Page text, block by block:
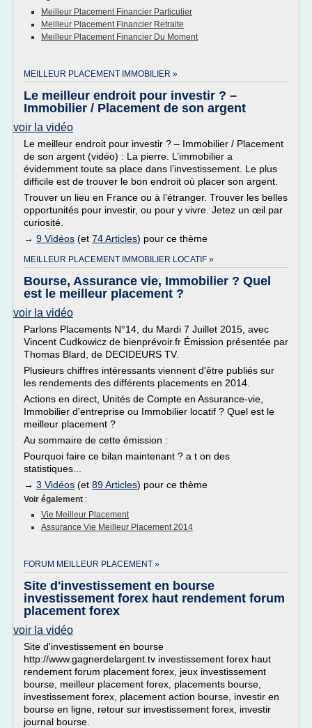
Meilleur Placement Financier Particulier
Meilleur Placement Financier Retraite
Meilleur Placement Financier Du Moment
MEILLEUR PLACEMENT IMMOBILIER »
Le meilleur endroit pour investir ? –
Immobilier / Placement de son argent
voir la vidéo
Le meilleur endroit pour investir ? – Immobilier / Placement
de son argent (vidéo) : La pierre. L’immobilier a
évidemment toute sa place dans l’investissement. Le plus
difficile est de trouver le bon endroit où placer son argent.
Trouver un lieu en France ou à l’étranger. Trouver les belles
opportunités pour investir, ou pour y vivre. Jetez un œil par
curiosité.
→ 9 Vidéos (et 74 Articles) pour ce thème
MEILLEUR PLACEMENT IMMOBILIER LOCATIF »
Bourse, Assurance vie, Immobilier ? Quel
est le meilleur placement ?
voir la vidéo
Parlons Placements N°14, du Mardi 7 Juillet 2015, avec
Vincent Cudkowicz de bienprévoir.fr Émission présentée par
Thomas Blard, de DECIDEURS TV.
Plusieurs chiffres intéressants viennent d'être publiés sur
les rendements des différents placements en 2014.
Actions en direct, Unités de Compte en Assurance-vie,
Immobilier d'entreprise ou Immobilier locatif ? Quel est le
meilleur placement ?
Au sommaire de cette émission :
Pourquoi faire ce bilan maintenant ? a t on des
statistiques...
→ 3 Vidéos (et 89 Articles) pour ce thème
Voir également :
Vie Meilleur Placement
Assurance Vie Meilleur Placement 2014
FORUM MEILLEUR PLACEMENT »
Site d'investissement en bourse
investissement forex haut rendement forum
placement forex
voir la vidéo
Site d'investissement en bourse
http://www.gagnerdelargent.tv investissement forex haut
rendement forum placement forex, jeux investissement
bourse, meilleur placement forex, placements bourse,
investissement forex, placement action bourse, investir en
bourse en ligne, retour sur investissement forex, investir
journal bourse.